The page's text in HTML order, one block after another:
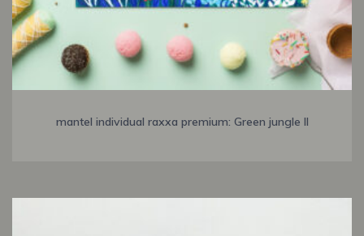
mantel individual raxxa premium: Green jungle II